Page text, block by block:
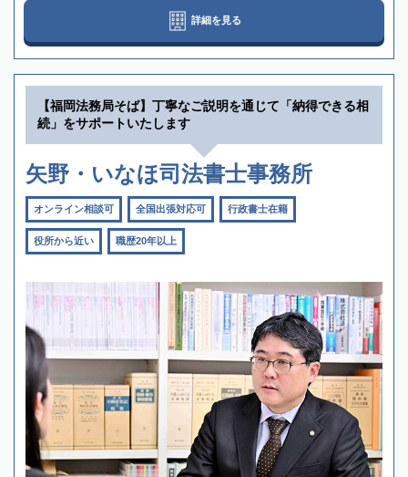
詳細を見る
【福岡法務局そば】丁寧なご説明を通じて「納得できる相
続」をサポートいたします
矢野・いなほ司法書士事務所
オンライン相談可 全国出張対応可 行政書士在籍
役所から近い 職歴20年以上